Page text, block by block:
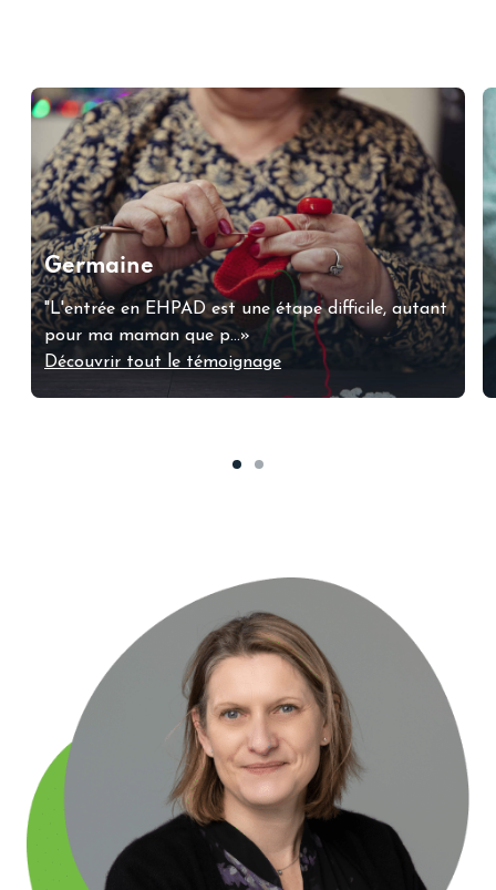
Germaine
"L'entrée en EHPAD est une étape difficile, autant
pour ma maman que p...»
Découvrir tout le témoignage